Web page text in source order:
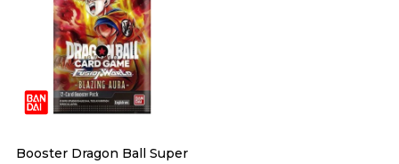
Booster Dragon Ball Super